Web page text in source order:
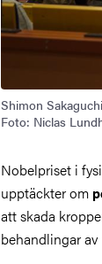
Shimon Sakaguchi
Foto: Niclas
Nobelpriset i
upptäckter om
att skada
behandlingar